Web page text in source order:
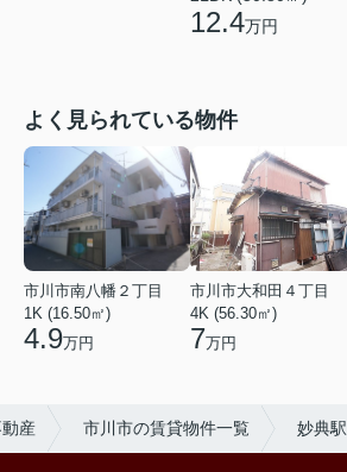
12.4万円
よく見られている物件
市川市南八幡２丁目
1K (16.50㎡)
4.9万円
市川市大和田４丁目
4K (56.30㎡)
7万円
産 市川市の賃貸物件一覧 妙典駅